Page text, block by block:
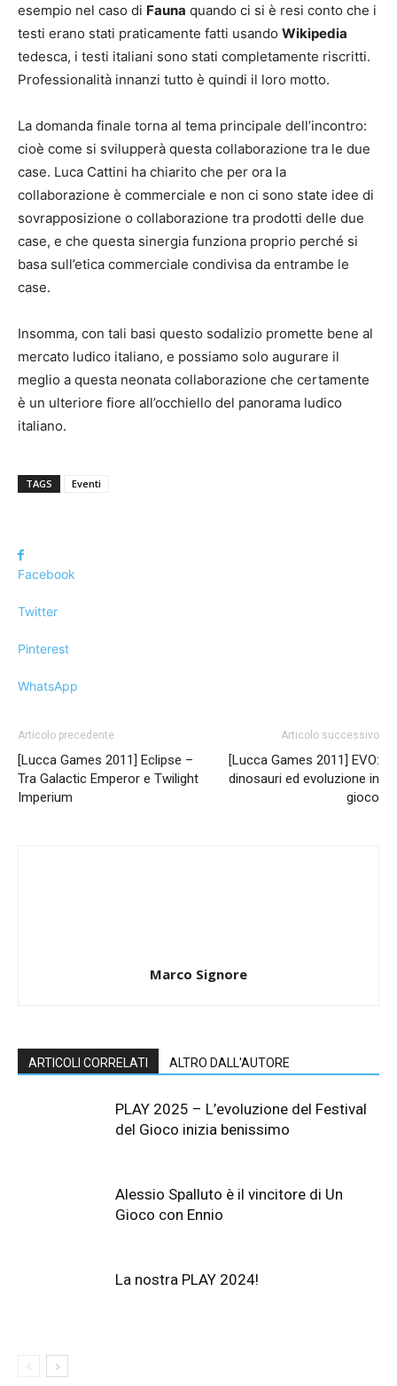
esempio nel caso di Fauna quando ci si è resi conto che i
testi erano stati praticamente fatti usando Wikipedia
tedesca, i testi italiani sono stati completamente riscritti.
Professionalità innanzi tutto è quindi il loro motto.
La domanda finale torna al tema principale dell’incontro:
cioè come si svilupperà questa collaborazione tra le due
case. Luca Cattini ha chiarito che per ora la
collaborazione è commerciale e non ci sono state idee di
sovrapposizione o collaborazione tra prodotti delle due
case, e che questa sinergia funziona proprio perché si
basa sull’etica commerciale condivisa da entrambe le
case.
Insomma, con tali basi questo sodalizio promette bene al
mercato ludico italiano, e possiamo solo augurare il
meglio a questa neonata collaborazione che certamente
è un ulteriore fiore all’occhiello del panorama ludico
italiano.
TAGS Eventi
Facebook
Twitter
Pinterest
WhatsApp
Articolo precedente
[Lucca Games 2011] Eclipse –
Tra Galactic Emperor e Twilight
Imperium
Articolo successivo
[Lucca Games 2011] EVO:
dinosauri ed evoluzione in
gioco
Marco Signore
ARTICOLI CORRELATI ALTRO DALL'AUTORE
PLAY 2025 – L’evoluzione del Festival
del Gioco inizia benissimo
Alessio Spalluto è il vincitore di Un
Gioco con Ennio
La nostra PLAY 2024!